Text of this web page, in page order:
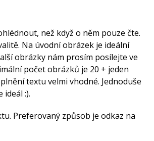
než když o něm pouze čte.
Na úvodní obrázek je ideální
obrázky nám prosím posílejte ve
počet obrázků je 20 + jeden
textu velmi vhodné. Jednoduše
ideál :).
Preferovaný způsob je odkaz na